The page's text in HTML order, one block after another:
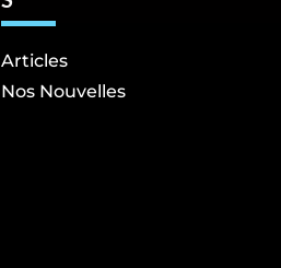
Articles
Nos Nouvelles